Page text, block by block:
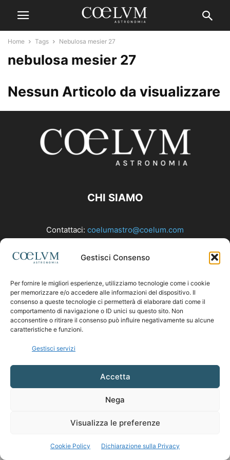
Gestisci Consenso
Per fornire le migliori esperienze, utilizziamo tecnologie come i cookie
per memorizzare e/o accedere alle informazioni del dispositivo. Il
consenso a queste tecnologie ci permetterà di elaborare dati come il
comportamento di navigazione o ID unici su questo sito. Non
acconsentire o ritirare il consenso può influire negativamente su alcune
caratteristiche e funzioni.
Gestisci servizi
Accetta
Nega
Visualizza le preferenze
Cookie Policy Dichiarazione sulla Privacy
Home Tags Nebulosa mesier 27
nebulosa mesier 27
Nessun Articolo da visualizzare
CHI SIAMO
Contattaci: coelumastro@coelum.com
SEGUICI